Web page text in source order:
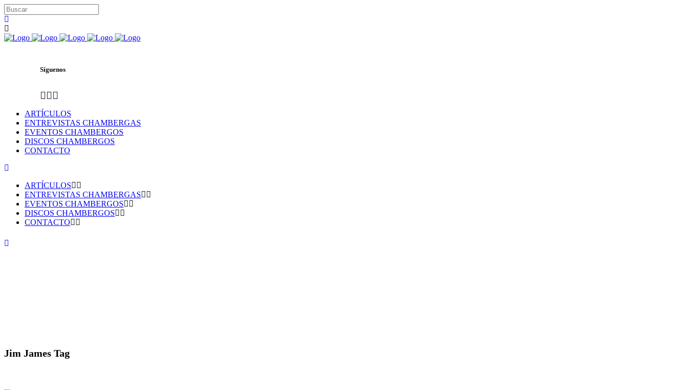
Síguenos
ARTÍCULOS
ENTREVISTAS CHAMBERGAS
EVENTOS CHAMBERGOS
DISCOS CHAMBERGOS
CONTACTO
ARTÍCULOS
ENTREVISTAS CHAMBERGAS
EVENTOS CHAMBERGOS
DISCOS CHAMBERGOS
CONTACTO
Jim James Tag